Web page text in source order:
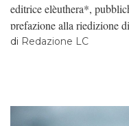
editrice elèuthera*,
prefazione alla riedizione
di Redazione LC